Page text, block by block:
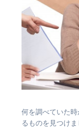
何を調べていた
るものを見つけま